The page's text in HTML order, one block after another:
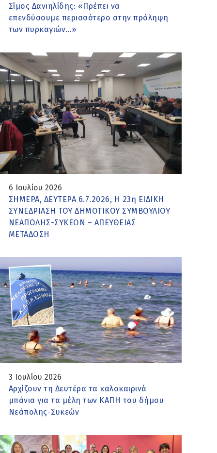
Σίμος Δανιηλίδης: «Πρέπει να
επενδύσουμε περισσότερο στην πρόληψη
των πυρκαγιών…»
6 Ιουλίου 2026
ΣΗΜΕΡΑ, ΔΕΥΤΕΡΑ 6.7.2026, Η 23η ΕΙΔΙΚΗ
ΣΥΝΕΔΡΙΑΣΗ ΤΟΥ ΔΗΜΟΤΙΚΟΥ ΣΥΜΒΟΥΛΙΟΥ
ΝΕΑΠΟΛΗΣ-ΣΥΚΕΩΝ – ΑΠΕΥΘΕΙΑΣ
ΜΕΤΑΔΟΣΗ
3 Ιουλίου 2026
Αρχίζουν τη Δευτέρα τα καλοκαιρινά
μπάνια για τα μέλη των ΚΑΠΗ του δήμου
Νεάπολης-Συκεών